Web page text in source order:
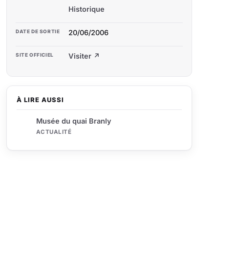
À LIRE AUSSI
Musée du quai Branly
ACTUALITÉ
Historique
DATE DE SORTIE 20/06/2006
SITE OFFICIEL Visiter ↗